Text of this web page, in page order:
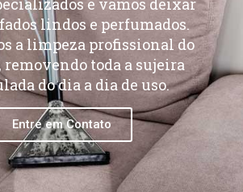
lindos e perfumados.
a limpeza profissional do
removendo toda a sujeira
do dia a dia de uso.
Entre em Contato